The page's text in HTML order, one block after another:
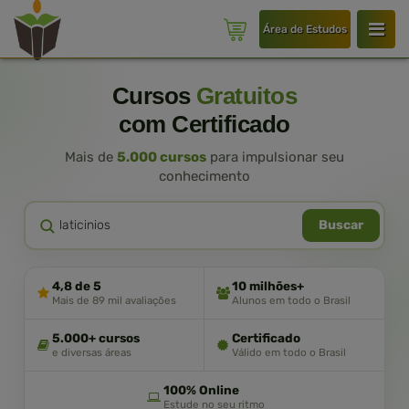
Área de Estudos
Cursos Gratuitos
com Certificado
Mais de 5.000 cursos para impulsionar seu
conhecimento
Buscar
4,8 de 5
Mais de 89 mil avaliações
10 milhões+
Alunos em todo o Brasil
5.000+ cursos
e diversas áreas
Certificado
Válido em todo o Brasil
100% Online
Estude no seu ritmo